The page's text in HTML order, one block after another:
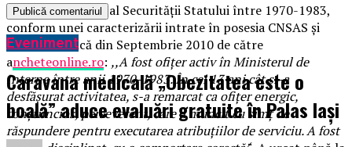
A fost ofițer activ al Securității Statului între 1970-1983,
conform unei caracterizării intrate în posesia CNSAS și
dezvăluită încă din Septembrie 2010 de către
ancheteonline.ro: ,,A fost ofițer activ în Ministerul de
Interne între anii 1970-1983. În cei 13 ani cât și-a
desfășurat activitatea, s-a remarcat ca ofițer energic,
conștiincios, perseverent, care a muncit cu simț de
răspundere pentru executarea atribuțiilor de serviciu. A fost
Eveniment
Caravana medicală „Obezitatea este o
boală” aduce evaluări gratuite în Palas Iași